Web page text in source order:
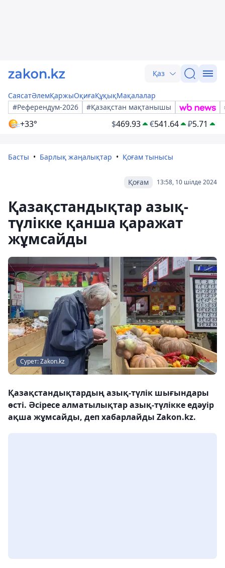
Қаз
СаясатӘлемҚаржыОқиғаҚұқықМақалалар
#Референдум-2026
#Қазақстан мақтанышы
+33° $469.93 €541.64 ₽5.71
Басты Барлық жаңалықтар Қоғам тынысы
13:58, 10 шілде 2024
Қоғам
Қазақстандықтар азық-
түлікке қанша қаражат
жұмсайды
Сурет: Zakon.kz
Қазақстандықтардың азық-түлік шығындары
өсті. Әсіресе алматылықтар азық-түлікке едәуір
ақша жұмсайды, деп хабарлайды Zakon.kz.